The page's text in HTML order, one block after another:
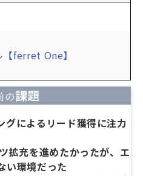
ferret One】
の課題
グによるリード獲得に注力
拡充を進めたかったが、エ
い環境だった